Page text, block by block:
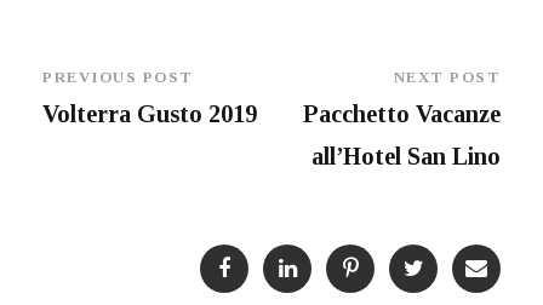
PREVIOUS POST
Volterra Gusto 2019
NEXT POST
Pacchetto Vacanze
all’Hotel San Lino